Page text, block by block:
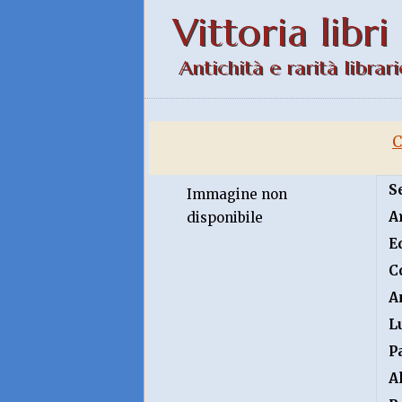
Vittoria libri
Antichità e rarità
Immagine non
disponibile